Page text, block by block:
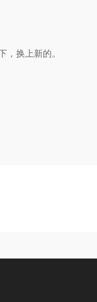
换上新的。